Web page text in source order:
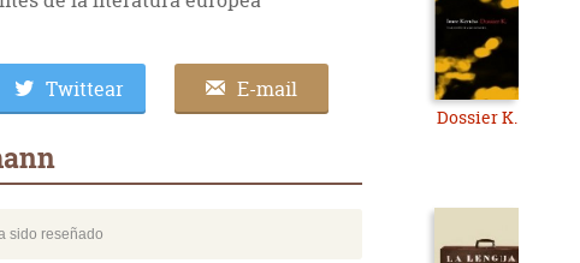
Twittear E-mail
sido reseñado
Dossier K.